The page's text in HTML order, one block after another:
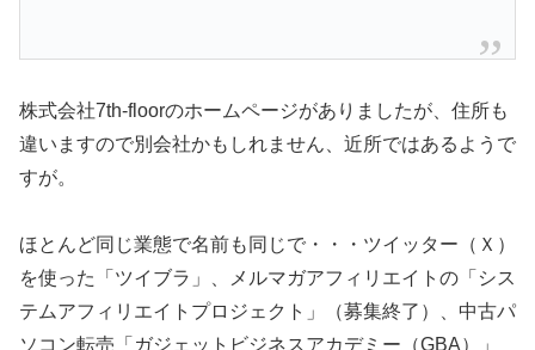
株式会社7th-floorのホームページがありましたが、住所も
違いますので別会社かもしれません、近所ではあるようで
すが。
ほとんど同じ業態で名前も同じで・・・ツイッター（Ｘ）
を使った「ツイブラ」、メルマガアフィリエイトの「シス
テムアフィリエイトプロジェクト」（募集終了）、中古パ
ソコン転売「ガジェットビジネスアカデミー（GBA）」